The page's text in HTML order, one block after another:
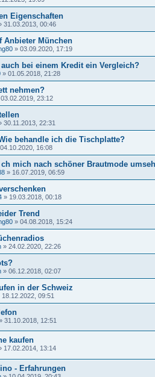
Eigenschaften
31.03.2013, 00:46
Anbieter München
» 03.09.2020, 17:19
bei einem Kredit ein Vergleich?
» 01.05.2018, 21:28
nehmen?
03.02.2019, 23:12
30.11.2013, 22:31
behandle ich die Tischplatte?
04.10.2020, 16:08
mich nach schöner Brautmode
» 16.07.2019, 06:59
» 19.03.2018, 00:18
Trend
» 04.08.2018, 15:24
» 24.02.2020, 22:26
» 06.12.2018, 02:07
in der Schweiz
18.12.2022, 09:51
31.10.2018, 12:51
kaufen
17.02.2014, 13:14
- Erfahrungen